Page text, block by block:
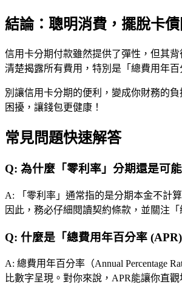
結論：聰明消費，擺脫卡債
信用卡分期付款雖然提供了彈性，但其
清楚揭露所有費用，特別是「總費用年百
別讓信用卡分期的便利，變成你財務的
困擾，讓錢包更健康！
常見問題快速解答
Q: 為什麼「零利率」分期還是可
A:
「零利率」通常指的是分期本金不計
因此，務必仔細閱讀契約條款，並關注
Q: 什麼是「總費用年百分率
A: 總費用年百分率（Annual Percentage
比數字呈現。對你來說，APR能讓你直